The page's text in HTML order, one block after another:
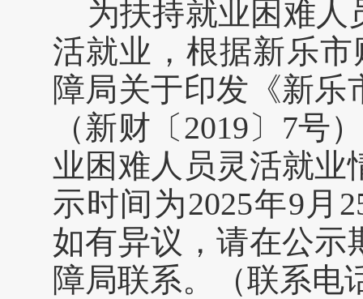
为扶持就业困难
活就业，根据新乐
障局关于印发《新
（新财〔2019〕7号
业困难人员灵活就业
示时间为2025年9月
如有异议，请在公示
障局联系。（联系电